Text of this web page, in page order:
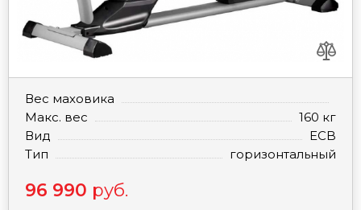
Вес маховика
Макс. вес
160 кг
Вид
ECB
Тип
горизонтальный
96 990 руб.